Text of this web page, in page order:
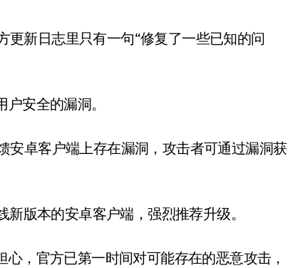
新日志里只有一句“修复了一些已知的问
安全的漏洞。
安卓客户端上存在漏洞，攻击者可通过漏洞获
版本的安卓客户端，强烈推荐升级。
，官方已第一时间对可能存在的恶意攻击，